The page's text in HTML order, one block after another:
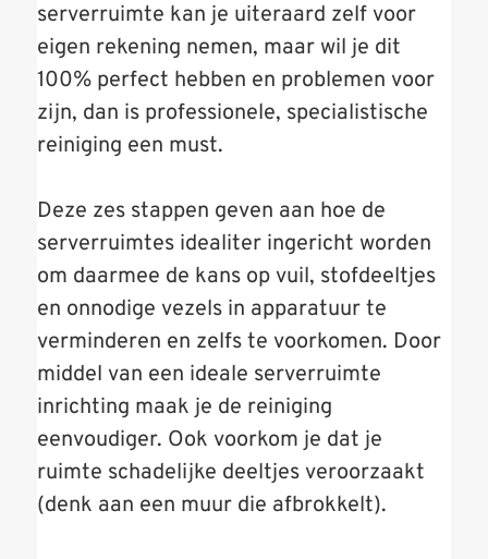
serverruimte kan je uiteraard zelf voor
eigen rekening nemen, maar wil je dit
100% perfect hebben en problemen voor
zijn, dan is professionele, specialistische
reiniging een must.
Deze zes stappen geven aan hoe de
serverruimtes idealiter ingericht worden
om daarmee de kans op vuil, stofdeeltjes
en onnodige vezels in apparatuur te
verminderen en zelfs te voorkomen. Door
middel van een ideale serverruimte
inrichting maak je de reiniging
eenvoudiger. Ook voorkom je dat je
ruimte schadelijke deeltjes veroorzaakt
(denk aan een muur die afbrokkelt).